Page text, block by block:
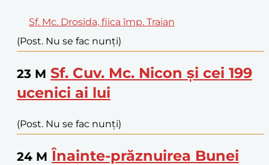
Sf. Mc. Drosida, fiica împ. Traian
(Post. Nu se fac nunți)
23 M Sf. Cuv. Mc. Nicon și cei 199
ucenici ai lui
(Post. Nu se fac nunți)
24 M Înainte-prăznuirea Bunei